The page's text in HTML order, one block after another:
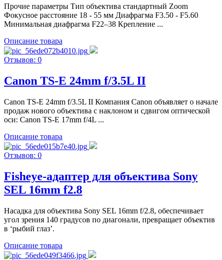
Прочие параметры Тип объектива стандартный Zoom
Фокусное расстояние 18 - 55 мм Диафрагма F3.50 - F5.60
Минимальная диафрагма F22–38 Крепление ...
Описание товара
Отзывов: 0
Canon TS-E 24mm f/3.5L II
Canon TS-E 24mm f/3.5L II Компания Canon объявляет о начале
продаж нового объектива с наклоном и сдвигом оптической
оси: Canon TS-E 17mm f/4L ...
Описание товара
Отзывов: 0
Fisheye-адаптер для объектива Sony
SEL 16mm f2.8
Насадка для объектива Sony SEL 16mm f/2.8, обеспечивает
угол зрения 140 градусов по диагонали, превращает объектив
в ‘рыбий глаз’.
Описание товара